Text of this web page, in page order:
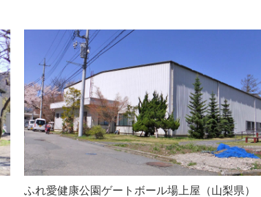
ふれ愛健康公園ゲートボール場上屋（山梨県）